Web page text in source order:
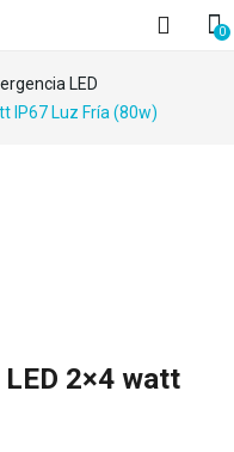
0
LED
IP67 Luz Fría (80w)
2×4 watt